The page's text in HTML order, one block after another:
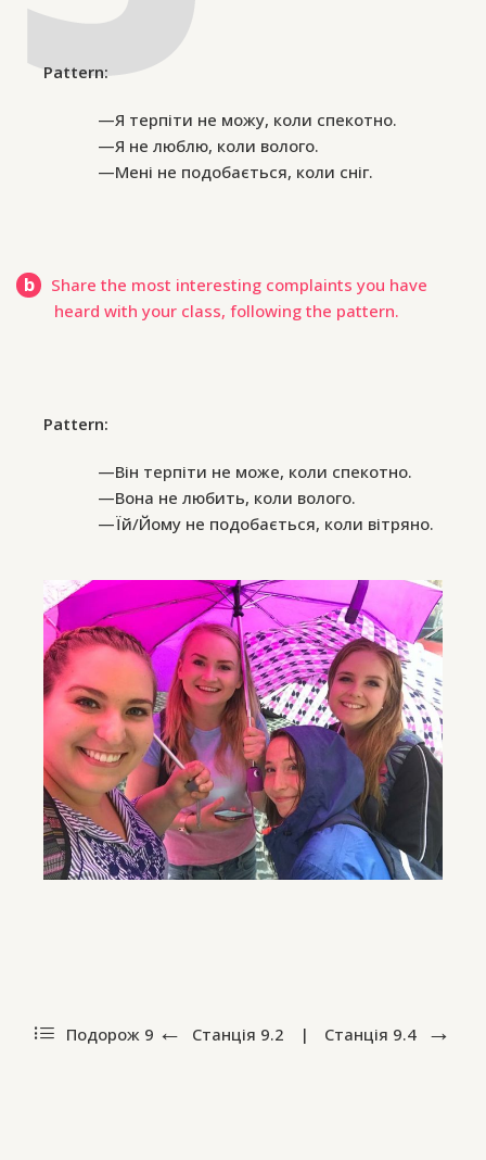
Pattern:
—Я терпіти не можу, коли спекотно.
—Я не люблю, коли волого.
—Мені не подобається, коли сніг.
b
Share the most interesting complaints you have
heard with your class, following the pattern.
Pattern:
—Він терпіти не може, коли спекотно.
—Вона не любить, коли волого.
—Їй/Йому не подобається, коли вітряно.
Подорож 9 Станція 9.2 | Станція 9.4